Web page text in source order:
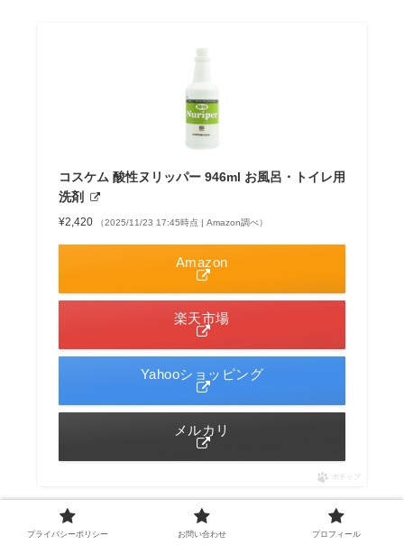
コスケム 酸性ヌリッパー 946ml お風呂・トイレ用
洗剤
¥2,420 （2025/11/23 17:45時点 | Amazon調べ）
Amazon
楽天市場
Yahooショッピング
メルカリ
ポチップ
プライバシーポリシー お問い合わせ プロフィール